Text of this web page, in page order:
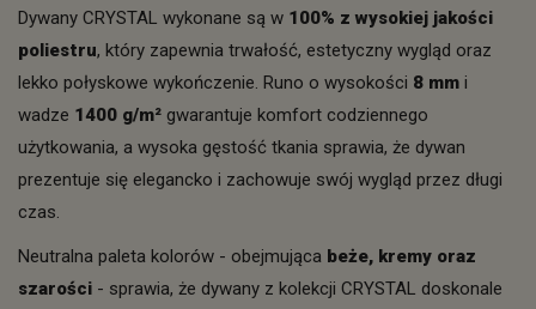
Dywany CRYSTAL wykonane są w 100% z wysokiej jakości
poliestru, który zapewnia trwałość, estetyczny wygląd oraz
lekko połyskowe wykończenie. Runo o wysokości 8 mm i
wadze 1400 g/m² gwarantuje komfort codziennego
użytkowania, a wysoka gęstość tkania sprawia, że dywan
prezentuje się elegancko i zachowuje swój wygląd przez długi
czas.
Neutralna paleta kolorów - obejmująca beże, kremy oraz
szarości - sprawia, że dywany z kolekcji CRYSTAL doskonale